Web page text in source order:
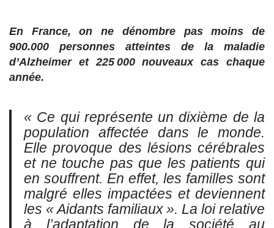
En France, on ne dénombre pas moins de
900.000 personnes atteintes de la maladie
d’Alzheimer et 225 000 nouveaux cas chaque
année.
« Ce qui représente un dixième de la
population affectée dans le monde.
Elle provoque des lésions cérébrales
et ne touche pas que les patients qui
en souffrent. En effet, les familles sont
malgré elles impactées et deviennent
les « Aidants familiaux ». La loi relative
à l’adaptation de la société au